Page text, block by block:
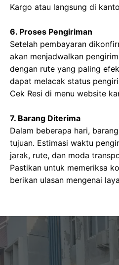
Kargo atau langsung di
6. Proses Pengiriman
Setelah pembayaran
akan menjadwalkan
dengan rute yang paling
dapat melacak status
Cek Resi di menu website
7. Barang Diterima
Dalam beberapa hari,
tujuan. Estimasi waktu
jarak, rute, dan moda
Pastikan untuk memeriksa
berikan ulasan mengenai